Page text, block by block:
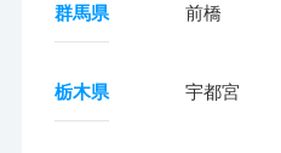
群馬県 前橋
栃木県 宇都宮